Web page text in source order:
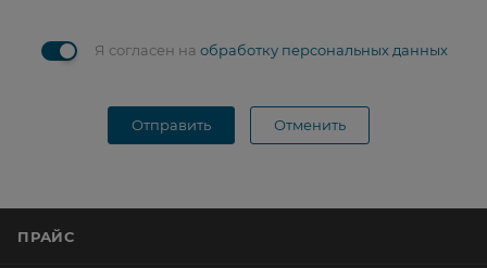
Я согласен на обработку персональных данных
Отправить Отменить
ПРАЙС